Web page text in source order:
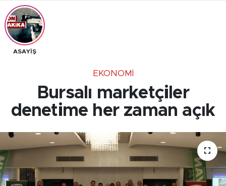
ASAYİŞ
EKONOMİ
Bursalı marketçiler
denetime her zaman açık
Tüm Manşetler
Son Dakika Haberleri